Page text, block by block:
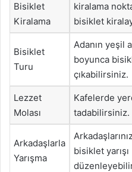
Bisiklet
Kiralama
kiralama
bisiklet
Bisiklet
Turu
Adanın yeşil
boyunca
çıkabilirsiniz.
Lezzet
Molası
Kafelerde
tadabilirsiniz.
Arkadaşlarla
Yarışma
bisiklet yarışı